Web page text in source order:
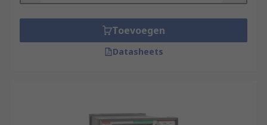
Toevoegen
Datasheets